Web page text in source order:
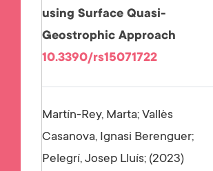
using Surface Quasi-
Geostrophic Approach
10.3390/rs15071722
Martín-Rey, Marta; Vallès
Casanova, Ignasi Berenguer;
Pelegrí, Josep Lluís; 2023